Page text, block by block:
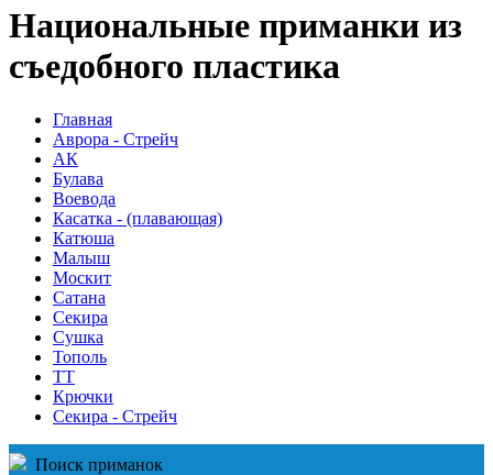
Национальные приманки из
съедобного пластика
Главная
Аврора - Стрейч
АК
Булава
Воевода
Касатка - (плавающая)
Катюша
Малыш
Москит
Сатана
Секира
Сушка
Тополь
ТТ
Крючки
Секира - Стрейч
Поиск приманок